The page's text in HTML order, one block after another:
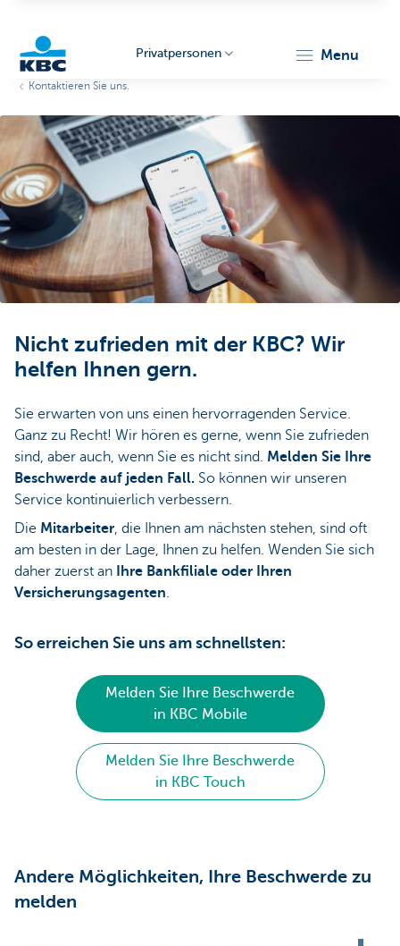
Particulieren
Privatpersonen menu
Kontaktieren Sie uns.
Nicht zufrieden mit der KBC? Wir
helfen Ihnen gern.
Sie erwarten von uns einen hervorragenden Service.
Ganz zu Recht! Wir hören es gerne, wenn Sie zufrieden
sind, aber auch, wenn Sie es nicht sind. Melden Sie Ihre
Beschwerde auf jeden Fall. So können wir unseren
Service kontinuierlich verbessern.
Die Mitarbeiter, die Ihnen am nächsten stehen, sind oft
am besten in der Lage, Ihnen zu helfen. Wenden Sie sich
daher zuerst an
Ihre Bankfiliale oder Ihren
Versicherungsagenten.
So erreichen Sie uns am schnellsten:
Melden Sie Ihre Beschwerde
in KBC Mobile
Melden Sie Ihre Beschwerde
in KBC Touch
Andere Möglichkeiten, Ihre Beschwerde zu
melden